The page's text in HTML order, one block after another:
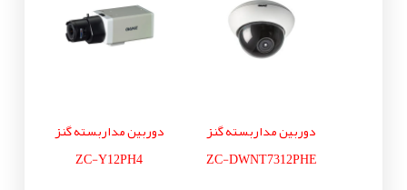
دوربین مداربسته گنز
ZC-DWNT7312PHE
دوربین مداربسته گنز
ZC-Y12PH4